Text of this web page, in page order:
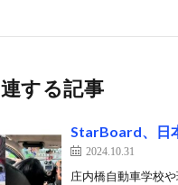
関連する記事
StarBoard、日
2024.10.31
庄内橋自動車学校